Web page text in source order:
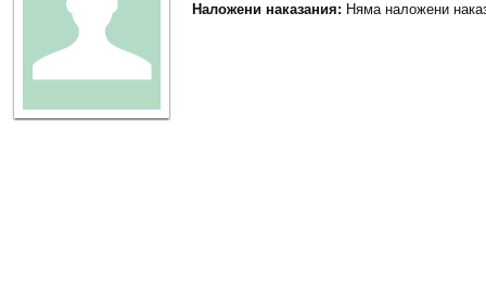
Наложени наказания: Няма наложени